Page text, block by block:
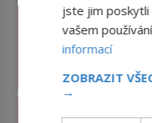
jste jim
vašem
informací
ZOBRAZIT
→